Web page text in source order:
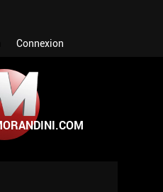
Connexion